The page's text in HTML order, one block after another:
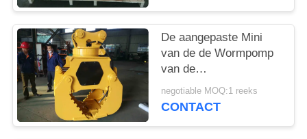
De aangepaste Mini
van de de Wormpomp
van de
Graafwerktuiggehechtheid
Q345B Hardox
negotiable MOQ:1 reeks
CONTACT